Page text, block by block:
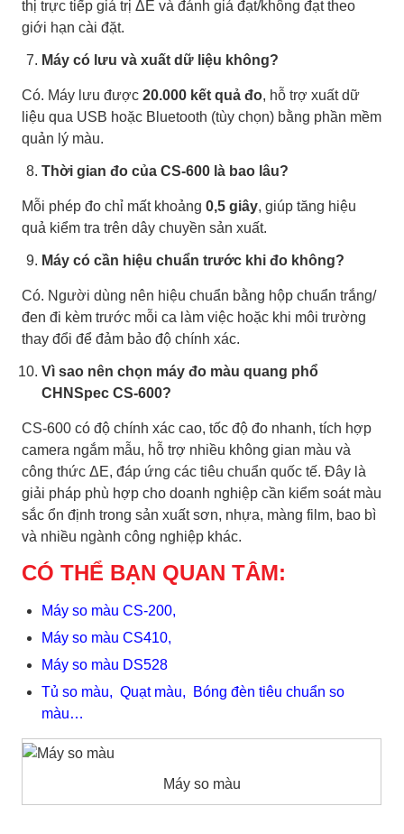
thị trực tiếp giá trị ΔE và đánh giá đạt/không đạt theo
giới hạn cài đặt.
Máy có lưu và xuất dữ liệu không?
Có. Máy lưu được20.000 kết quả đo, hỗ trợ xuất dữ
liệu qua USB hoặc Bluetooth (tùy chọn) bằng phần mềm
quản lý màu.
Thời gian đo của CS-600 là bao lâu?
Mỗi phép đo chỉ mất khoảng0,5 giây, giúp tăng hiệu
quả kiểm tra trên dây chuyền sản xuất.
Máy có cần hiệu chuẩn trước khi đo không?
Có. Người dùng nên hiệu chuẩn bằng hộp chuẩn trắng/
đen đi kèm trước mỗi ca làm việc hoặc khi môi trường
thay đổi để đảm bảo độ chính xác.
Vì sao nên chọn máy đo màu quang phổ
CHNSpec CS-600?
CS-600 có độ chính xác cao, tốc độ đo nhanh, tích hợp
camera ngắm mẫu, hỗ trợ nhiều không gian màu và
công thức ΔE, đáp ứng các tiêu chuẩn quốc tế. Đây là
giải pháp phù hợp cho doanh nghiệp cần kiểm soát màu
sắc ổn định trong sản xuất sơn, nhựa, màng film, bao bì
và nhiều ngành công nghiệp khác.
CÓ THỂ BẠN QUAN TÂM:
Máy so màu CS-200,
Máy so màu CS410,
Máy so màu DS528
Tủ so màu, Quạt màu, Bóng đèn tiêu chuẩn so
màu…
Máy so màu